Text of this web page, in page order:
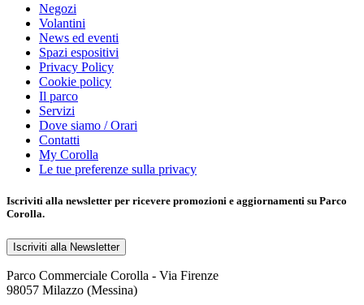
Negozi
Volantini
News ed eventi
Spazi espositivi
Privacy Policy
Cookie policy
Il parco
Servizi
Dove siamo / Orari
Contatti
My Corolla
Le tue preferenze sulla privacy
Iscriviti alla newsletter per ricevere promozioni e aggiornamenti su Parco
Corolla.
Iscriviti alla Newsletter
Parco Commerciale Corolla - Via Firenze
98057 Milazzo (Messina)